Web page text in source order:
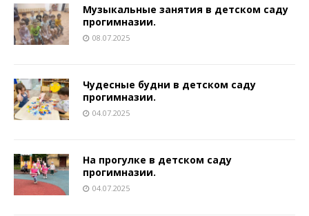
Музыкальные занятия в детском саду
прогимназии.
08.07.2025
Чудесные будни в детском саду
прогимназии.
04.07.2025
На прогулке в детском саду
прогимназии.
04.07.2025